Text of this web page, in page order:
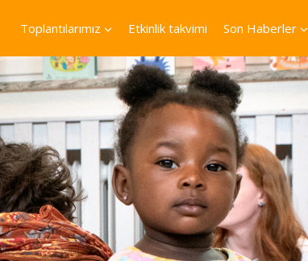
Toplantılarımız Etkinlik takvimi Son Haberler